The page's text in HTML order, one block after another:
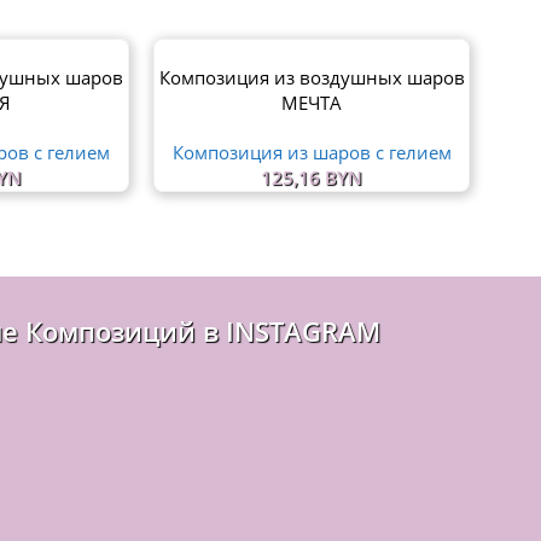
шаров
с гелием
Композиция из воздушных шаров
МЕЧТА
Композиция из шаров с гелием
125,16 BYN
Композиций в INSTAGRAM